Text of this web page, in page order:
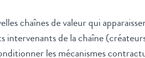
chaînes de valeur qui
de la chaîne
les mécanismes